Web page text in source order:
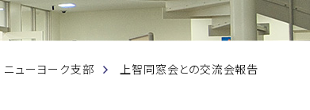
ニューヨーク支部 上智同窓会との交流会報告